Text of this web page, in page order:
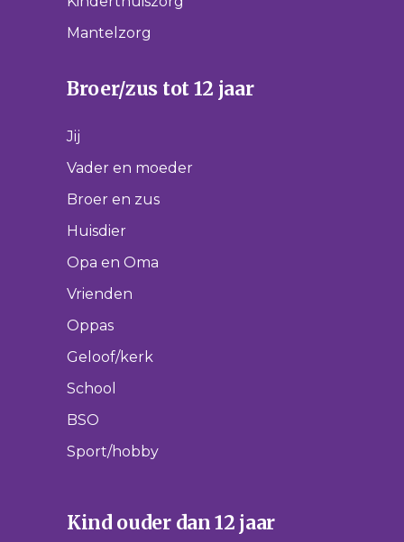
Mantelzorg
Broer/zus tot 12 jaar
Jij
Vader en moeder
Broer en zus
Huisdier
Opa en Oma
Vrienden
Oppas
Geloof/kerk
School
BSO
Sport/hobby
Kind ouder dan 12 jaar